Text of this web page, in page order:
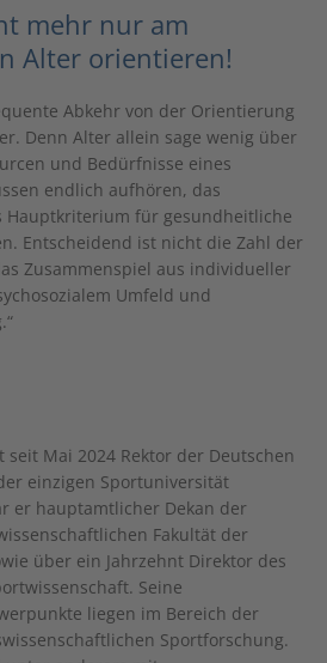
mehr nur am
Alter orientieren!
Abkehr von der Orientierung
Denn Alter allein sage wenig über
und Bedürfnisse eines
endlich aufhören, das
Hauptkriterium für gesundheitliche
Entscheidend ist nicht die Zahl der
Zusammenspiel aus individueller
Umfeld und
seit Mai 2024 Rektor der Deutschen
einzigen Sportuniversität
er hauptamtlicher Dekan der
Fakultät der
über ein Jahrzehnt Direktor des
Seine
liegen im Bereich der
Sportforschung.